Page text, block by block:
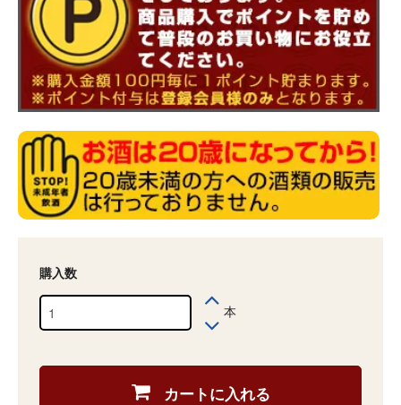
購入数
本
カートに入れる